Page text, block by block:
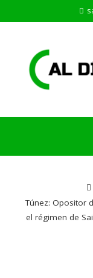
Túnez: Opositor
el régimen de